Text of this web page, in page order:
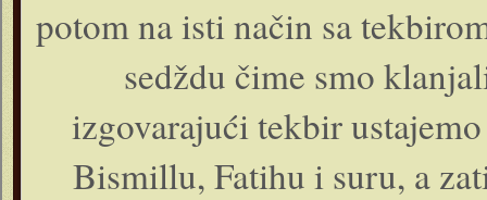
potom na isti način sa
sedždu čime smo
izgovarajući tekbir
Bismillu, Fatihu i suru, a